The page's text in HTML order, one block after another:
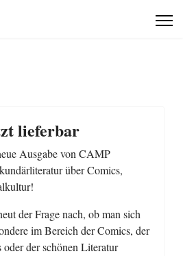
lieferbar
Ausgabe von CAMP
über Comics,
der Frage nach, ob man sich
im Bereich der Comics, der
der schönen Literatur